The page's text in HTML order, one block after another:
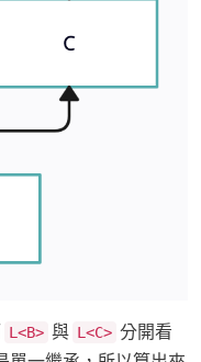
L<B> 與 L<C> 分開看